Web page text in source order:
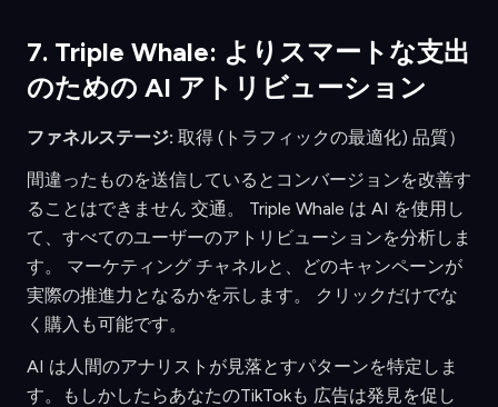
7. Triple Whale: よりスマートな支出
のための AI アトリビューション
ファネルステージ: 取得 (トラフィックの最適化) 品質）
間違ったものを送信しているとコンバージョンを改善す
ることはできません 交通。 Triple Whale は AI を使用し
て、すべてのユーザーのアトリビューションを分析しま
す。 マーケティング チャネルと、どのキャンペーンが
実際の推進力となるかを示します。 クリックだけでな
く購入も可能です。
AI は人間のアナリストが見落とすパターンを特定しま
す。もしかしたらあなたのTikTokも 広告は発見を促し